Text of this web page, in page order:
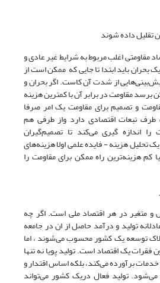
تقلیل داده شوند
مقاومتی اغلب مربوط به شرایط غیر عادی و
بحران باید ابتدا تا جایی که ممکن است از
از شدت آن کاست. اگر بحران و
مقاومت در برابر آن با کمترین هزینه
و تصمیم برای مقاومت یک امر صرفا
تبعات اقتصادی دارد واز طرفی هم
را اندازه گیری می‌کند تا تصمیم‌گیران
هزینه - فایده علمی اولا هزینه‌های
کم هزینه‌ترین راه ممکن برای مقاومت را
و متغیر در هر اقتصاد ملی است. اگر چه
تولید و درآمد حاصل از ان در جامعه
توسعه یک کشور محسوب می‌شوند ، اما
یک اقتصاد است. تولید پویا نه تنها
خدمات برآورده می‌کند، بلکه اساس اقتدار و
تولید فعال دریک کشور می‌تواند